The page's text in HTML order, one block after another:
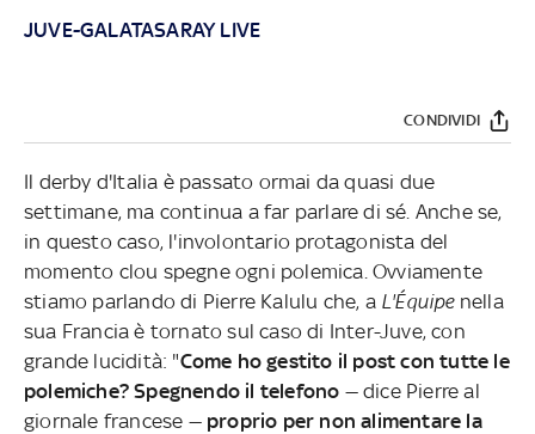
JUVE-GALATASARAY LIVE
CONDIVIDI
Il derby d'Italia è passato ormai da quasi due
settimane, ma continua a far parlare di sé. Anche se,
in questo caso, l'involontario protagonista del
momento clou spegne ogni polemica. Ovviamente
stiamo parlando di Pierre Kalulu che, a L'Équipe nella
sua Francia è tornato sul caso di Inter-Juve, con
grande lucidità: "Come ho gestito il post con tutte le
polemiche? Spegnendo il telefono — dice Pierre al
giornale francese — proprio per non alimentare la